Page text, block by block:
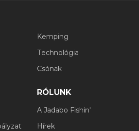
Kemping
Technológia
Csónak
RÓLUNK
A Jadabo Fishin'
Hírek